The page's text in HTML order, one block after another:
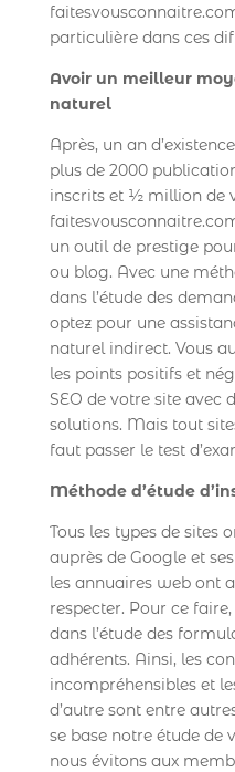
particulière dans ces
Avoir un meilleur
naturel
Après, un an
plus de 2000
inscrits et ½ million de
un outil de prestige
ou blog. Avec une
dans l’étude des
optez pour une
naturel indirect. Vous
les points positifs et
SEO de votre site avec
solutions. Mais tout
faut passer le test
Méthode d’étude
Tous les types de sites
auprès de Google et
les annuaires web ont
respecter. Pour ce
dans l’étude des
adhérents. Ainsi, les
incompréhensibles et
d’autre sont entre
se base notre étude de
nous évitons aux